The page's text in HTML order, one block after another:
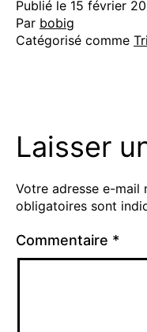
Publié le 15 février
Par bobig
Catégorisé comme
Laisser
Votre adresse e-mail
obligatoires sont
Commentaire *